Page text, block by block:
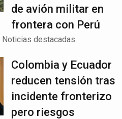
de avión militar en
frontera con Perú
Noticias destacadas
Colombia y Ecuador
reducen tensión tras
incidente fronterizo
pero riesgos